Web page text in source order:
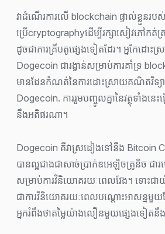
វាដំណើរការលើ blockchain ផ្ទាល់ខ្លួនរប
ប្រើcryptographyដើម្បីរក្សាសៀវភៅកត់ត្
ដូចជាការគ្រីបតូផ្សេងទៀតដែរ។ អ្នកែដោះ
Dogecoin ជារង្វាន់សម្រាប់ការគាំទ្រ
មានដែនកំណត់នៃការដោះស្រាយគណិតវិទ្យា
Dogecoin. ការរួមបញ្ចូលគ្នានៃវត្ថុទាំងនេ
នឹងអតិផរណា។
Dogecoin គឺវាស្រដៀងទៅនឹង Bitcoin
បានល្អជាងជាសាច់ប្រាក់ឌអេឡិចត្រូនិច ជារ
សម្រាប់ការវិនិយោគរយៈពេលវែង។ ទោះជ
ជាការវិនិយោគរយៈពេលបណ្ដោះអាសន្នមួ
អ្នករំពឹងថាតម្លៃយ៉ាងលឿនមួយផ្សេងទៀតនឹ